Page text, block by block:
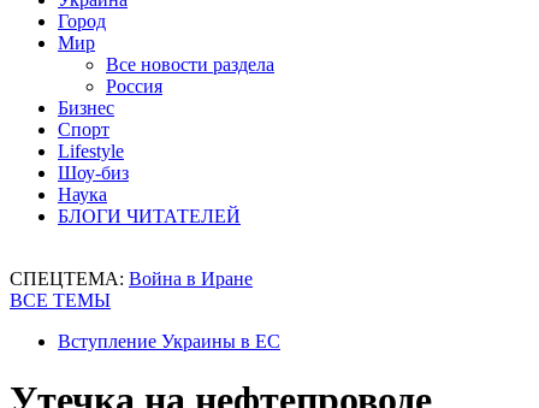
Город
Мир
Все новости раздела
Россия
Бизнес
Спорт
Lifestyle
Шоу-биз
Наука
БЛОГИ ЧИТАТЕЛЕЙ
СПЕЦТЕМА: Война в Иране
ВСЕ ТЕМЫ
Вступление Украины в ЕС